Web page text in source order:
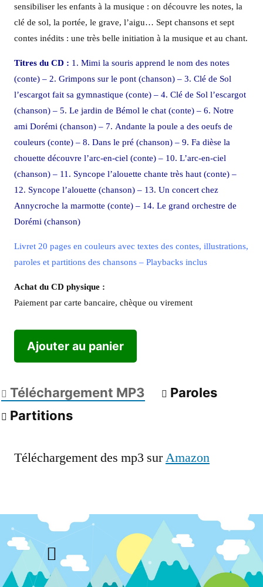
sensibiliser les enfants à la musique : on découvre les notes, la
clé de sol, la portée, le grave, l’aigu… Sept chansons et sept
contes inédits : une très belle initiation à la musique et au chant.
Titres du CD : 1. Mimi la souris apprend le nom des notes
(conte) – 2. Grimpons sur le pont (chanson) – 3. Clé de Sol
l’escargot fait sa gymnastique (conte) – 4. Clé de Sol l’escargot
(chanson) – 5. Le jardin de Bémol le chat (conte) – 6. Notre
ami Dorémi (chanson) – 7. Andante la poule a des oeufs de
couleurs (conte) – 8. Dans le pré (chanson) – 9. Fa dièse la
chouette découvre l’arc-en-ciel (conte) – 10. L’arc-en-ciel
(chanson) – 11. Syncope l’alouette chante très haut (conte) –
12. Syncope l’alouette (chanson) – 13. Un concert chez
Annycroche la marmotte (conte) – 14. Le grand orchestre de
Dorémi (chanson)
Livret 20 pages en couleurs avec textes des contes, illustrations,
paroles et partitions des chansons – Playbacks inclus
Achat du CD physique :
Paiement par carte bancaire, chèque ou virement
Ajouter au panier
Téléchargement MP3
Paroles
Partitions
Téléchargement des mp3 surAmazon